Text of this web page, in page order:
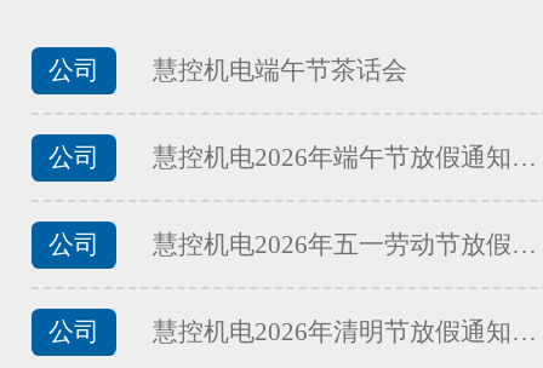
...
...
公司 慧控机电端午节茶话会
公司 慧控机电2026年端午节放假通知…
公司 慧控机电2026年五一劳动节放假…
公司 慧控机电2026年清明节放假通知…